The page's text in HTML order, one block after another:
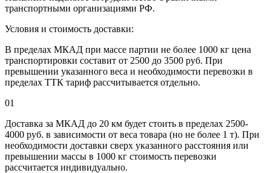
транспортными организациями РФ.
Условия и стоимость доставки:
В пределах МКАД при массе партии не более 1000 кг цена
транспортировки составит от 2500 до 3500 руб. При
превышении указанного веса и необходимости перевозки в
пределах ТТК тариф рассчитывается отдельно.
01
Доставка за МКАД до 20 км будет стоить в пределах 2500-
4000 руб. в зависимости от веса товара (но не более 1 т). При
необходимости доставки сверх указанного расстояния или
превышении массы в 1000 кг стоимость перевозки
рассчитается индивидуально.